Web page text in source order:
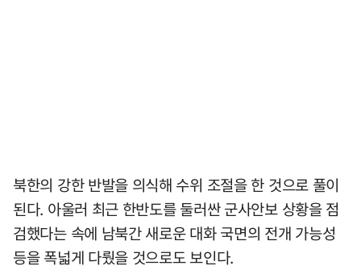
북한의 강한 반발을 의식해 수위 조절을 한 것으로 풀이
된다. 아울러 최근 한반도를 둘러싼 군사안보 상황을 점
검했다는 속에 남북간 새로운 대화 국면의 전개 가능성
등을 폭넓게 다뤘을 것으로도 보인다.